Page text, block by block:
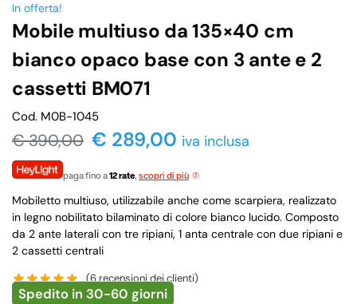
In offerta!
Mobile multiuso da 135×40 cm
bianco opaco base con 3 ante e 2
cassetti BM071
Cod. M0B-1045
€390,00 € 289,00 iva inclusa
paga fino a12 rate, scopri di più
Mobiletto multiuso, utilizzabile anche come scarpiera, realizzato
in legno nobilitato bilaminato di colore bianco lucido. Composto
da 2 ante laterali con tre ripiani, 1 anta centrale con due ripiani e
2 cassetti centrali
(6recensioni dei clienti)
Spedito in 30-60 giorni